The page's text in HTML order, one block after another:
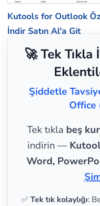
Kutools for Outlook
İndir Satın Al'a Git
🚀 Tek
Şiddetle
Office
Tek tıkla beş
indirin —
Word,
✅ Tek tık kolaylığı: